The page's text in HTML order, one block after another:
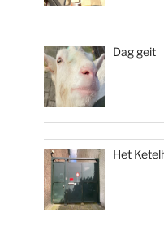
Dag geit
Het